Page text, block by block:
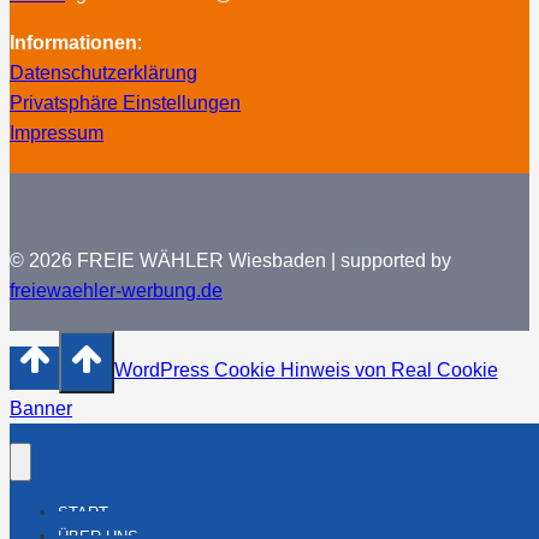
Informationen:
Datenschutzerklärung
Privatsphäre Einstellungen
Impressum
© 2026 FREIE WÄHLER Wiesbaden | supported by
freiewaehler-werbung.de
WordPress Cookie Hinweis von Real Cookie
Banner
START